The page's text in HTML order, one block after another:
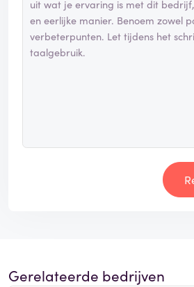
Gerelateerde bedrijven